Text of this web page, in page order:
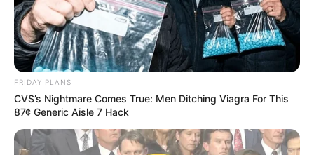
FRIDAY PLANS
CVS’s Nightmare Comes True: Men Ditching Viagra For This
87¢ Generic Aisle 7 Hack